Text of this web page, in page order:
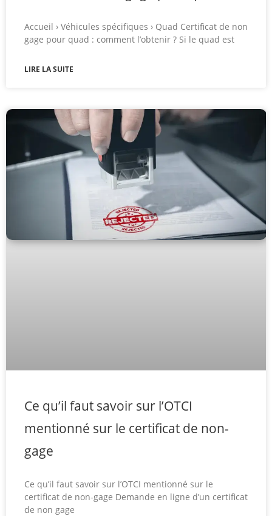
Accueil › Véhicules spécifiques › Quad Certificat de non
gage pour quad : comment l’obtenir ? Si le quad est
LIRE LA SUITE
Ce qu’il faut savoir sur l’OTCI
mentionné sur le certificat de non-
gage
Ce qu’il faut savoir sur l’OTCI mentionné sur le
certificat de non-gage Demande en ligne d’un certificat
de non gage